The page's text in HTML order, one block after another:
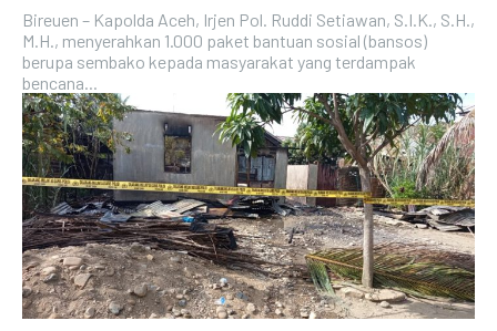
Bireuen – Kapolda Aceh, Irjen Pol. Ruddi Setiawan, S.I.K., S.H.,
M.H., menyerahkan 1.000 paket bantuan sosial (bansos)
berupa sembako kepada masyarakat yang terdampak
bencana...